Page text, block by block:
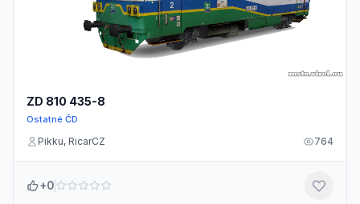
ZD 810 435-8
Ostatné ČD
Pikku, RicarCZ 764
+0